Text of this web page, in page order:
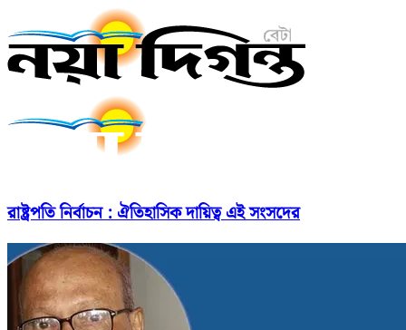
রাষ্ট্রপতি নির্বাচন : ঐতিহাসিক দায়িত্ব এই সংসদের